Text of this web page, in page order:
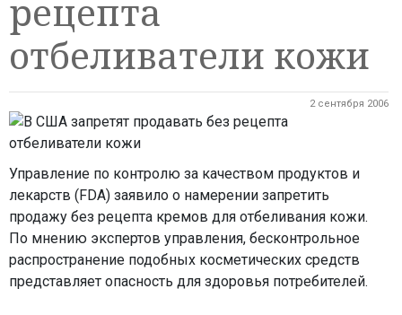
рецепта
отбеливатели кожи
2 сентября 2006
Управление по контролю за качеством продуктов и
лекарств (FDA) заявило о намерении запретить
продажу без рецепта кремов для отбеливания кожи.
По мнению экспертов управления, бесконтрольное
распространение подобных косметических средств
представляет опасность для здоровья потребителей.